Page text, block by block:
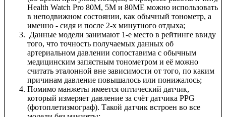
Health Watch Pro 80M, 5M и 80ME можно использовать
в неподвижном состоянии, как обычный тонометр, а
именно - сидя и после 2-х минутного отдыха;
Данные модели занимают 1-е место в рейтинге ввиду
того, что точность получаемых данных об
артериальном давлении сопоставима с обычным
медицинским запястным тонометром и её можно
считать эталонной вне зависимости от того, по каким
причинам давление повышалось или понижалось;
Помимо манжеты имеется оптический датчик,
который измеряет давление за счёт датчика PPG
(фотоплетизмограф). Такой датчик встроен во все